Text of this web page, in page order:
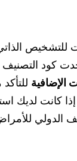
للتشخيص
الإضافية
كانت لديك